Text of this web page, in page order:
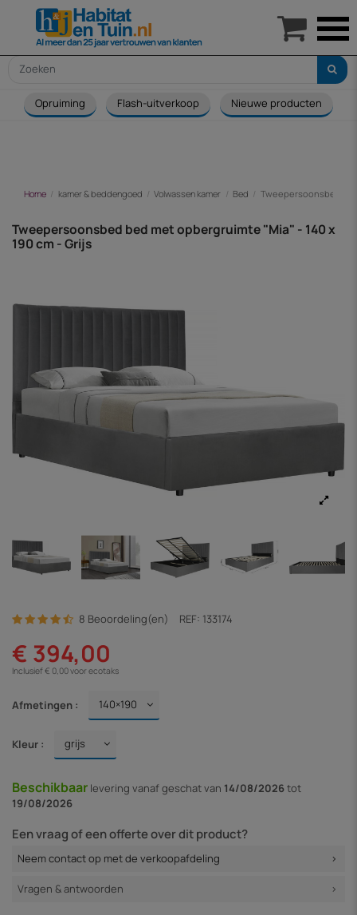
Opruiming Flash-uitverkoop Nieuwe producten
Home kamer & beddengoed Volwassen kamer Bed Tweepersoonsbed
Tweepersoonsbed bed met opbergruimte "Mia" - 140 x
190 cm - Grijs
8 Beoordeling(en) REF: 133174
€ 394,00
Inclusief € 0,00 voor ecotaks
Afmetingen :
Kleur :
Beschikbaar levering vanafgeschat van 14/08/2026tot
19/08/2026
Een vraag of een offerte over dit product?
Neem contact op met de verkoopafdeling
Vragen & antwoorden
